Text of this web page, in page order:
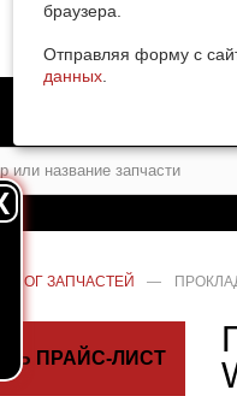
браузера.
Отправляя форму с
данных
ЗАПЧАСТЕЙ —
ПРАЙС-ЛИСТ